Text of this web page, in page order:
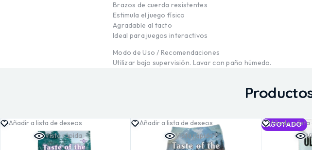
Brazos de cuerda resistentes
Estimula el juego físico
Agradable al tacto
Ideal para juegos interactivos
Modo de Uso / Recomendaciones
Utilizar bajo supervisión. Lavar con paño húmedo.
Añadir a lista de deseos
Vista rápida
Añadir a lista de deseos
Vista rápida
AGOTADO
Añadir a lista